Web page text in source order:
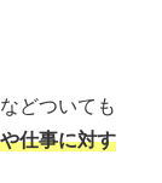
どついても
仕事に対す